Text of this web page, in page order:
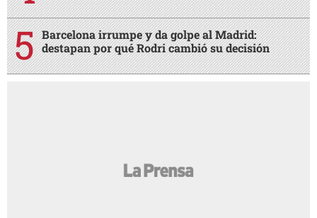
Barcelona irrumpe y da golpe al Madrid:
destapan por qué Rodri cambió su decisión